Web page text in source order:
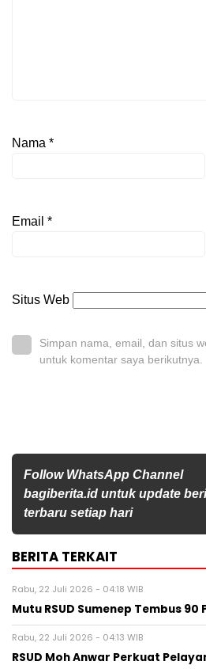
Nama *
Email *
Situs Web
Simpan nama, email, dan situs
untuk komentar saya berikutnya.
Follow WhatsApp Channel
bagiberita.id untuk update
terbaru setiap hari
BERITA TERKAIT
Rabu, 22 Juli 2026 - 04:18 WIB
Mutu RSUD Sumenep Tembus 90
Rabu, 22 Juli 2026 - 04:13 WIB
RSUD Moh Anwar Perkuat